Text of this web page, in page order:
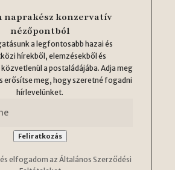
naprakész konzervatív
nézőpontból
a legfontosabb hazai és
hírekből, elemzésekből és
a postaládájába. Adja meg
erősítse meg, hogy szeretné fogadni
hírlevelünket.
elfogadom az Általános Szerződési